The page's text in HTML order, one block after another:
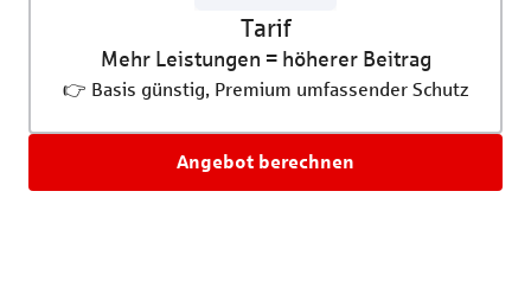
Tarif
Mehr Leistungen = höherer Beitrag
👉 Basis günstig, Premium umfassender Schutz
Angebot berechnen